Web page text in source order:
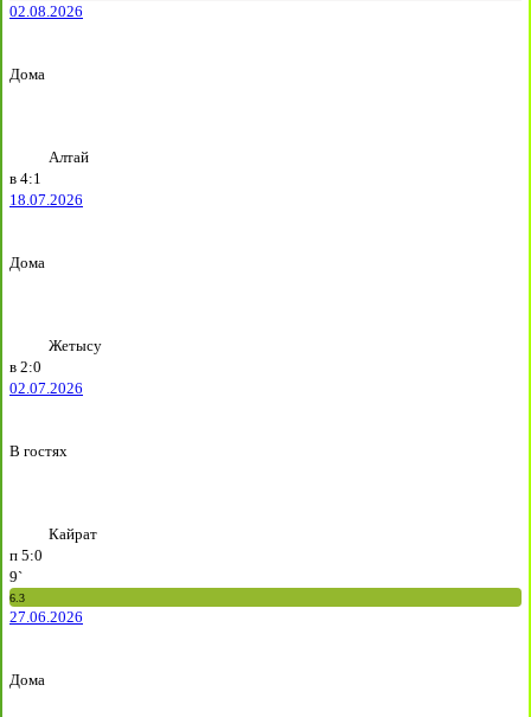
02.08.2026
Дома
Алтай
в 4:1
18.07.2026
Дома
Жетысу
в 2:0
02.07.2026
В гостях
Кайрат
п 5:0
9`
6.3
27.06.2026
Дома